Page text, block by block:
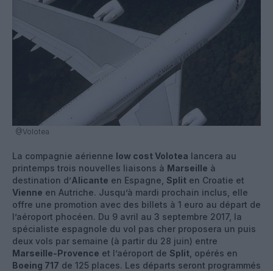
@Volotea
La compagnie aérienne low cost Volotea lancera au
printemps trois nouvelles liaisons à Marseille à
destination d’Alicante en Espagne, Split en Croatie et
Vienne en Autriche. Jusqu’à mardi prochain inclus, elle
offre une promotion avec des billets à 1 euro au départ de
l’aéroport phocéen. Du 9 avril au 3 septembre 2017, la
spécialiste espagnole du vol pas cher proposera un puis
deux vols par semaine (à partir du 28 juin) entre
Marseille-Provence et l’aéroport de Split , opérés en
Boeing 717 de 125 places. Les départs seront programmés